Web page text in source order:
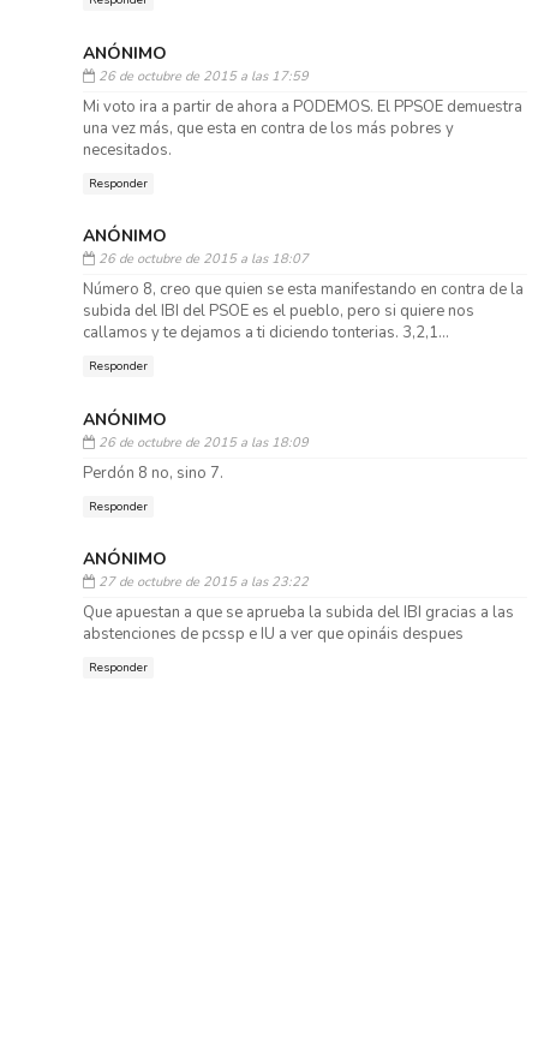
ANÓNIMO
26 de octubre de 2015 a las 17:59
Mi voto ira a partir de ahora a PODEMOS. El PPSOE demuestra
una vez más, que esta en contra de los más pobres y
necesitados.
Responder
ANÓNIMO
26 de octubre de 2015 a las 18:07
Número 8, creo que quien se esta manifestando en contra de la
subida del IBI del PSOE es el pueblo, pero si quiere nos
callamos y te dejamos a ti diciendo tonterias. 3,2,1...
Responder
ANÓNIMO
26 de octubre de 2015 a las 18:09
Perdón 8 no, sino 7.
Responder
ANÓNIMO
27 de octubre de 2015 a las 23:22
Que apuestan a que se aprueba la subida del IBI gracias a las
abstenciones de pcssp e IU a ver que opináis despues
Responder